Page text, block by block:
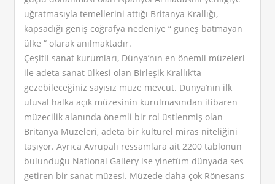
uğratmasıyla temellerini attığı Britanya Krallığı,
kapsadığı geniş coğrafya nedeniye “ güneş batmayan
ülke “ olarak anılmaktadır.
Çeşitli sanat kurumları, Dünya’nın en önemli müzeleri
ile adeta sanat ülkesi olan Birleşik Krallık’ta
gezebileceğiniz sayısız müze mevcut. Dünya’nın ilk
ulusal halka açık müzesinin kurulmasından itibaren
müzecilik alanında önemli bir rol üstlenmiş olan
Britanya Müzeleri, adeta bir kültürel miras niteliğini
taşıyor. Ayrıca Avrupalı ressamlara ait 2200 tablonun
bulunduğu National Gallery ise yinetüm dünyada ses
getiren bir sanat müzesi. Müzede daha çok Rönesans